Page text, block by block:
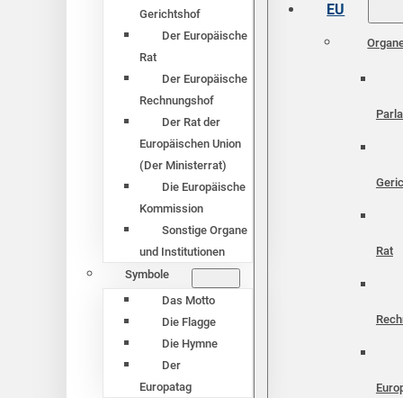
Gerichtshof
Der Europäische
Rat
Der Europäische
Rechnungshof
Der Rat der
Europäischen Union
(Der Ministerrat)
Die Europäische
Kommission
Sonstige Organe
und Institutionen
Symbole
Das Motto
Die Flagge
Die Hymne
Der
Europatag
EU
Rat